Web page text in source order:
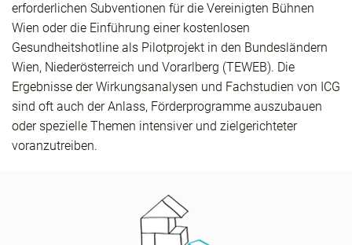
erforderlichen Subventionen für die Vereinigten Bühnen
Wien oder die Einführung einer kostenlosen
Gesundheitshotline als Pilotprojekt in den Bundesländern
Wien, Niederösterreich und Vorarlberg (TEWEB). Die
Ergebnisse der Wirkungsanalysen und Fachstudien von ICG
sind oft auch der Anlass, Förderprogramme auszubauen
oder spezielle Themen intensiver und zielgerichteter
voranzutreiben.